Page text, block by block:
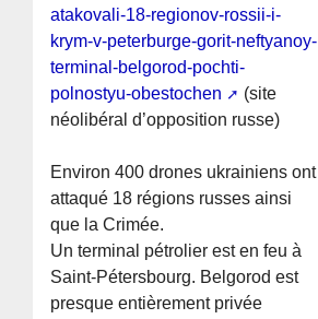
atakovali-18-regionov-rossii-i-
krym-v-peterburge-gorit-neftyanoy-
terminal-belgorod-pochti-
polnostyu-obestochen
(site
néolibéral d’opposition russe)
Environ 400 drones ukrainiens ont
attaqué 18 régions russes ainsi
que la Crimée.
Un terminal pétrolier est en feu à
Saint-Pétersbourg. Belgorod est
presque entièrement privée